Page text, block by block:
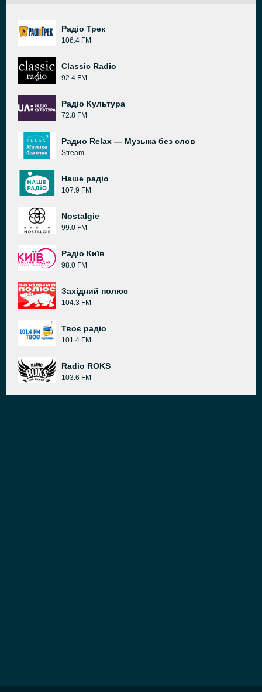
Радіо Трек
106.4 FM
Classic Radio
92.4 FM
Радіо Культура
72.8 FM
Радио Relax — Музыка без слов
Stream
Наше радіо
107.9 FM
Nostalgie
99.0 FM
Радіо Київ
98.0 FM
Західний полюс
104.3 FM
Твоє радіо
101.4 FM
Radio ROKS
103.6 FM